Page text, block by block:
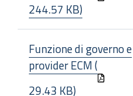
244.57 KB)
Funzione di governo e
provider ECM (
29.43 KB)